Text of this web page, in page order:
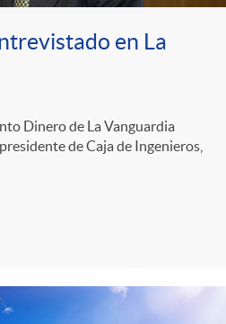
en La
Dinero de La Vanguardia
de Caja de Ingenieros,